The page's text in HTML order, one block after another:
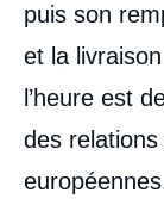
puis son
et la
l’heure est
des